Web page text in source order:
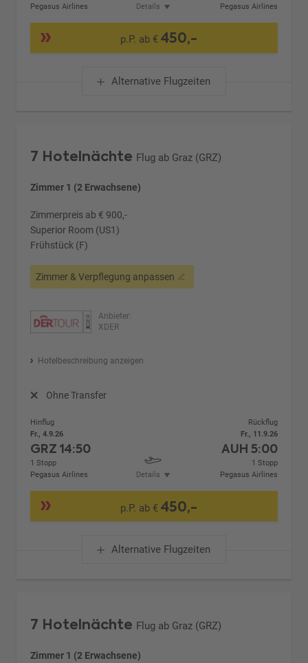
Pegasus Airlines
Details
Pegasus Airlines
p.P. ab €450,-
Alternative Flugzeiten
7 Hotelnächte Flug ab Graz (GRZ)
Zimmer 1 (2 Erwachsene)
Zimmerpreis ab € 900,-
Superior Room (US1)
Frühstück (F)
Zimmer & Verpflegung anpassen
Anbieter:
XDER
Hotelbeschreibung anzeigen
Ohne Transfer
Hinflug
Fr., 4.9.26
GRZ14:50
1 Stopp
Pegasus Airlines
Details
Rückflug
Fr., 11.9.26
AUH 5:00
1 Stopp
Pegasus Airlines
p.P. ab €450,-
Alternative Flugzeiten
7 Hotelnächte Flug ab Graz (GRZ)
Zimmer 1 (2 Erwachsene)